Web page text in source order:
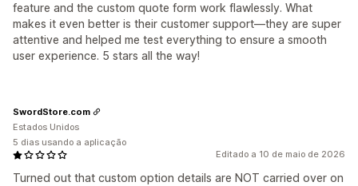
feature and the custom quote form work flawlessly. What
makes it even better is their customer support—they are super
attentive and helped me test everything to ensure a smooth
user experience. 5 stars all the way!
Editado a 10 de maio de 2026
Turned out that custom option details are NOT carried over on
SwordStore.com
Estados Unidos
5 dias usando a aplicação